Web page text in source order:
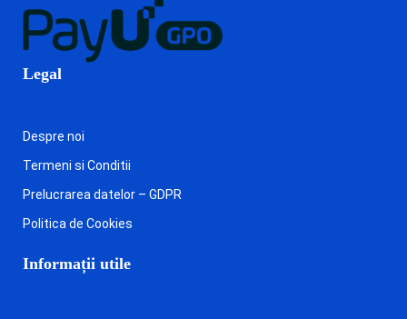
Legal
Despre noi
Termeni si Conditii
Prelucrarea datelor – GDPR
Politica de Cookies
Informații utile